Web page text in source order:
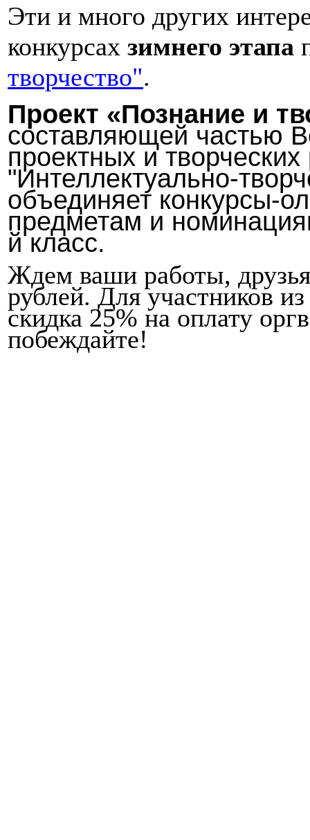
Эти и много других
конкурсах зимнего этапа
творчество".
Проект «Познание и
составляющей частью
проектных и
"Интеллектуально-
объединяет конкурсы-
предметам и
й класс.
Ждем ваши работы,
рублей. Для участников
скидка 25% на оплату
побеждайте!